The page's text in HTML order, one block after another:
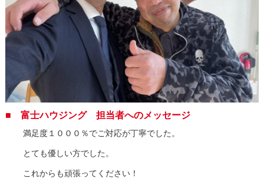
■ 富士ハウジング 担当者へのメッセージ
満足度１０００％でご対応が丁寧でした。
とても優しい方でした。
これからも頑張ってください！